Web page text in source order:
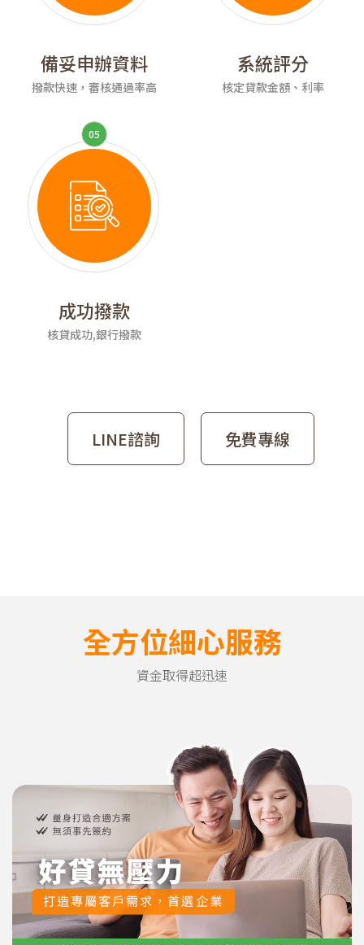
備妥申辦資料
撥款快速，審核通過率高
系統評分
核定貸款金額、利率
05
成功撥款
核貸成功,銀行撥款
LINE諮詢 免費專線
全方位細心服務
資金取得超迅速
陳先生 手機貸款成功核准 180,000
林先生 個人信用貸款成功核准 800,000
吳小姐 勞保成功貸款25萬元